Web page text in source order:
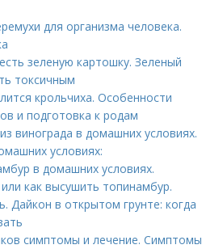
для организма человека.
зеленую картошку. Зеленый
токсичным
крольчиха. Особенности
и подготовка к родам
винограда в домашних условиях.
условиях:
в домашних условиях.
как высушить топинамбур.
Дайкон в открытом грунте: когда
симптомы и лечение. Симптомы